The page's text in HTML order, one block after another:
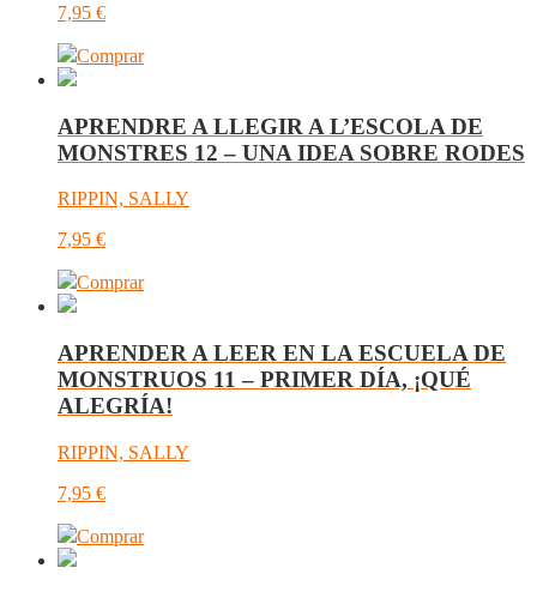
7,95 €
Comprar
APRENDRE A LLEGIR A L’ESCOLA DE
MONSTRES 12 – UNA IDEA SOBRE RODES
RIPPIN, SALLY
7,95 €
Comprar
APRENDER A LEER EN LA ESCUELA DE
MONSTRUOS 11 – PRIMER DÍA, ¡QUÉ
ALEGRÍA!
RIPPIN, SALLY
7,95 €
Comprar